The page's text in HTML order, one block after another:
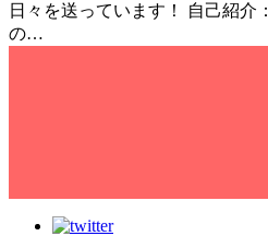
日々を送っています！ 自己紹介
の…